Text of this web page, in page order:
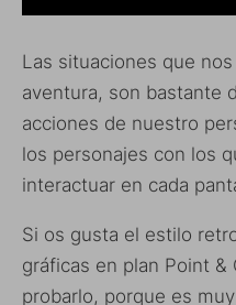
Las situaciones que
aventura, son bastante
acciones de nuestro
los personajes con los
interactuar en cada
Si os gusta el estilo
gráficas en plan Point &
probarlo, porque es